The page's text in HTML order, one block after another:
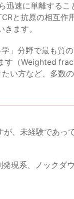
迅速に単離するこ
と抗原の相互作
ます。
」分野で最も質
す（Weighted
い方など、多数
、未経験であっ
現系、ノックダ